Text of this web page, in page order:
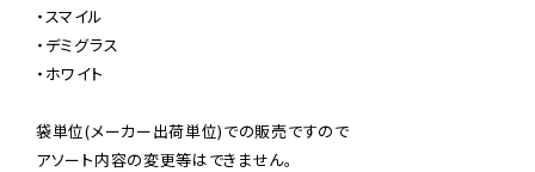
・スマイル
・デミグラス
・ホワイト
袋単位(メーカー出荷単位)での販売ですので
アソート内容の変更等はできません。